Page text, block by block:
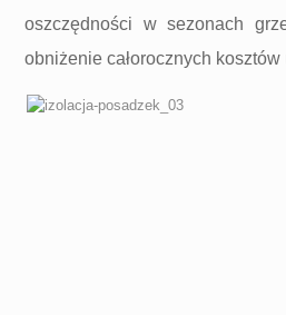
oszczędności w sezonach
obniżenie całorocznych